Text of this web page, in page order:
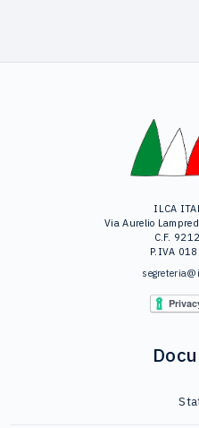
ILCA
Via Aurelio
C.F.
P.IVA